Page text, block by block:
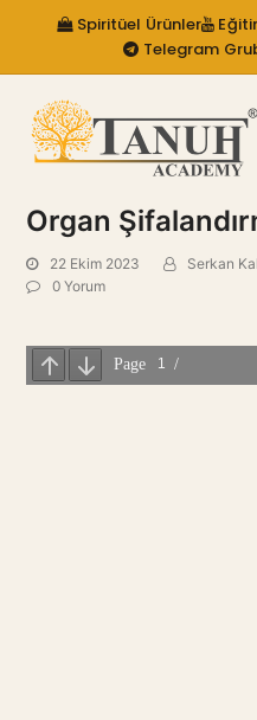
Spiritüel Ürünler
Telegram
Organ
22 Ekim 2023 Serkan
0 Yorum